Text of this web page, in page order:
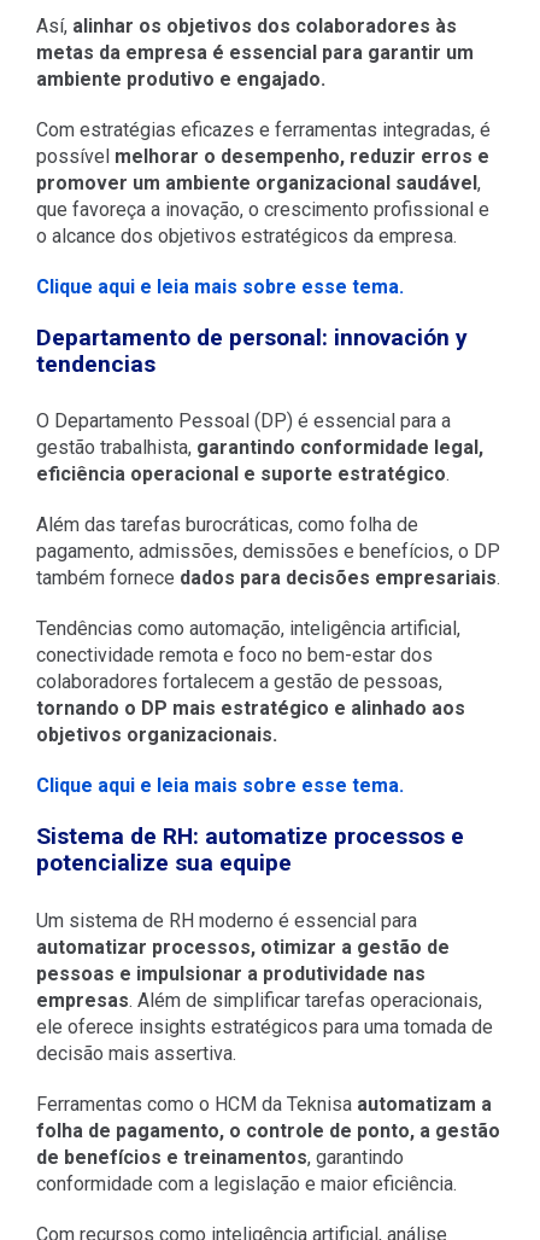
Así, alinhar os objetivos dos colaboradores às
metas da empresa é essencial para garantir um
ambiente produtivo e engajado.
Com estratégias eficazes e ferramentas integradas, é
possível melhorar o desempenho, reduzir erros e
promover um ambiente organizacional saudável,
que favoreça a inovação, o crescimento profissional e
o alcance dos objetivos estratégicos da empresa.
Clique aqui e leia mais sobre esse tema.
Departamento de personal: innovación y
tendencias
O Departamento Pessoal (DP) é essencial para a
gestão trabalhista, garantindo conformidade legal,
eficiência operacional e suporte estratégico.
Além das tarefas burocráticas, como folha de
pagamento, admissões, demissões e benefícios, o DP
também fornece dados para decisões empresariais.
Tendências como automação, inteligência artificial,
conectividade remota e foco no bem-estar dos
colaboradores fortalecem a gestão de pessoas,
tornando o DP mais estratégico e alinhado aos
objetivos organizacionais.
Clique aqui e leia mais sobre esse tema.
Sistema de RH: automatize processos e
potencialize sua equipe
Um sistema de RH moderno é essencial para
automatizar processos, otimizar a gestão de
pessoas e impulsionar a produtividade nas
empresas. Além de simplificar tarefas operacionais,
ele oferece insights estratégicos para uma tomada de
decisão mais assertiva.
Ferramentas como o HCM da Teknisa automatizam a
folha de pagamento, o controle de ponto, a gestão
de benefícios e treinamentos, garantindo
conformidade com a legislação e maior eficiência.
Com recursos como inteligência artificial, análise